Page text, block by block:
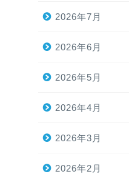
2026年7月
2026年6月
2026年5月
2026年4月
2026年3月
2026年2月